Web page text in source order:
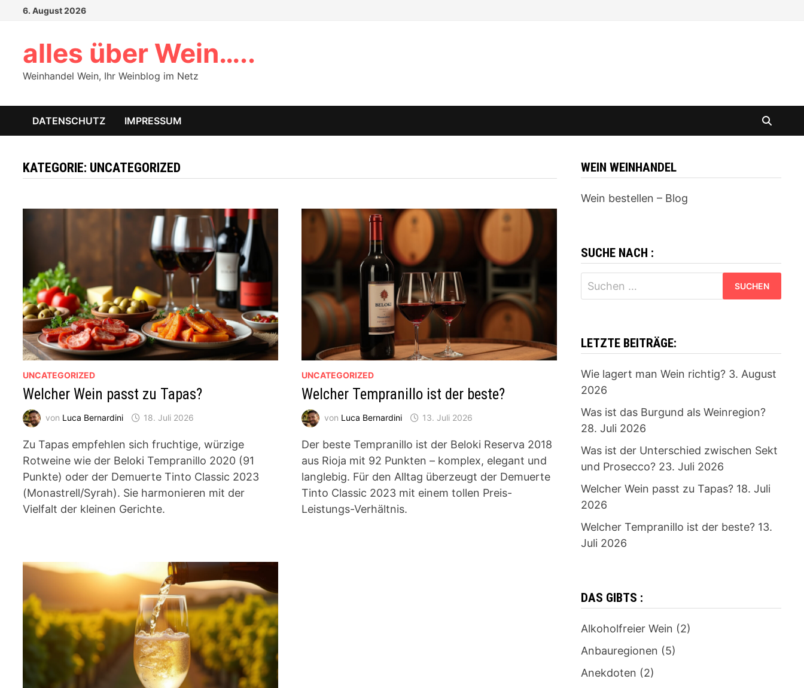
6. August 2026
alles über Wein…..
Weinhandel Wein, Ihr Weinblog im Netz
DATENSCHUTZ IMPRESSUM
KATEGORIE: UNCATEGORIZED
UNCATEGORIZED
Welcher Wein passt zu Tapas?
von Luca Bernardini 18. Juli 2026
Zu Tapas empfehlen sich fruchtige, würzige
Rotweine wie der Beloki Tempranillo 2020 (91
Punkte) oder der Demuerte Tinto Classic 2023
(Monastrell/Syrah). Sie harmonieren mit der
Vielfalt der kleinen Gerichte.
UNCATEGORIZED
Welcher Tempranillo ist der beste?
von Luca Bernardini 13. Juli 2026
Der beste Tempranillo ist der Beloki Reserva 2018
aus Rioja mit 92 Punkten – komplex, elegant und
langlebig. Für den Alltag überzeugt der Demuerte
Tinto Classic 2023 mit einem tollen Preis-
Leistungs-Verhältnis.
WEIN WEINHANDEL
Wein bestellen – Blog
SUCHE NACH :
Suchen
nach:
LETZTE BEITRÄGE:
Wie lagert man Wein richtig? 3. August
2026
Was ist das Burgund als Weinregion?
28. Juli 2026
Was ist der Unterschied zwischen Sekt
und Prosecco? 23. Juli 2026
Welcher Wein passt zu Tapas? 18. Juli
2026
Welcher Tempranillo ist der beste? 13.
Juli 2026
DAS GIBTS :
Alkoholfreier Wein (2)
Anbauregionen (5)
Anekdoten (2)